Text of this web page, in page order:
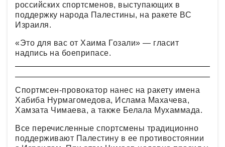
российских спортсменов, выступающих в
поддержку народа Палестины, на ракете ВС
Израиля.
«Это для вас от Хаима Гозали» — гласит
надпись на боеприпасе.
Спортмсен-провокатор нанес на ракету имена
Хабиба Нурмагомедова, Ислама Махачева,
Хамзата Чимаева, а также Белала Мухаммада.
Все перечисленные спортсмены традиционно
поддерживают Палестину в ее противостоянии